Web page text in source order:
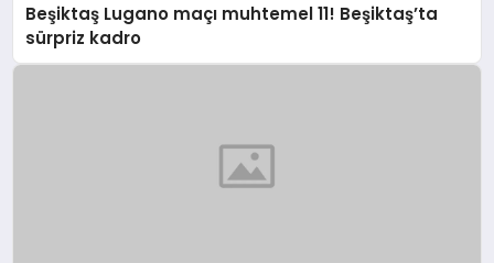
Beşiktaş Lugano maçı muhtemel 11! Beşiktaş’ta
sürpriz kadro